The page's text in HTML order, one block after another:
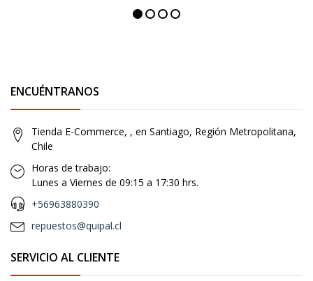
ENCUÉNTRANOS
Tienda E-Commerce, , en Santiago, Región Metropolitana,
Chile
Horas de trabajo:
Lunes a Viernes de 09:15 a 17:30 hrs.
+56963880390
repuestos@quipal.cl
SERVICIO AL CLIENTE